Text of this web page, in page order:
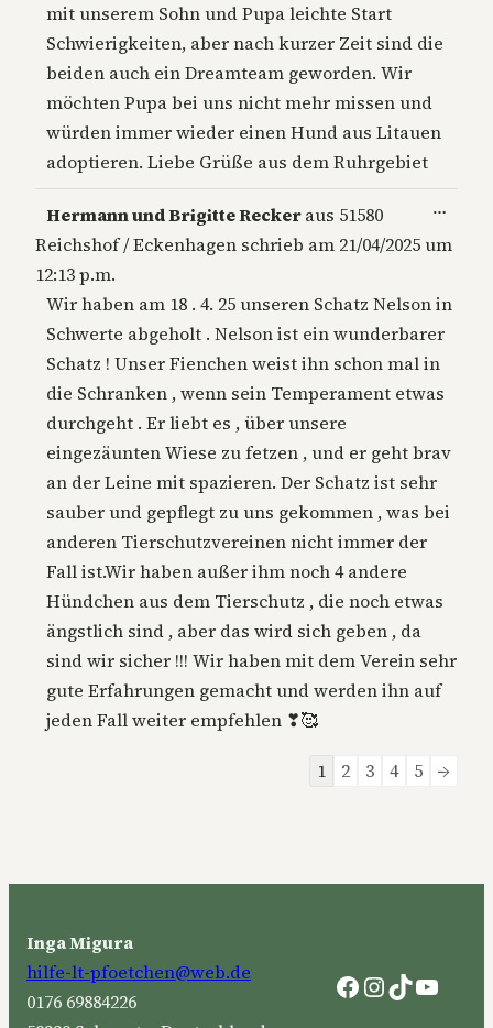
mit unserem Sohn und Pupa leichte Start
Schwierigkeiten, aber nach kurzer Zeit sind die
beiden auch ein Dreamteam geworden. Wir
möchten Pupa bei uns nicht mehr missen und
würden immer wieder einen Hund aus Litauen
adoptieren. Liebe Grüße aus dem Ruhrgebiet
Hermann und Brigitte Reckeraus 51580
Reichshof / Eckenhagen schrieb am 21/04/2025um
12:13 p.m.
Wir haben am 18 . 4. 25 unseren Schatz Nelson in
Schwerte abgeholt . Nelson ist ein wunderbarer
Schatz ! Unser Fienchen weist ihn schon mal in
die Schranken , wenn sein Temperament etwas
durchgeht . Er liebt es , über unsere
eingezäunten Wiese zu fetzen , und er geht brav
an der Leine mit spazieren. Der Schatz ist sehr
sauber und gepflegt zu uns gekommen , was bei
anderen Tierschutzvereinen nicht immer der
Fall ist.Wir haben außer ihm noch 4 andere
Hündchen aus dem Tierschutz , die noch etwas
ängstlich sind , aber das wird sich geben , da
sind wir sicher !!! Wir haben mit dem Verein sehr
gute Erfahrungen gemacht und werden ihn auf
jeden Fall weiter empfehlen ❣🥰
…
ein-/
Navigation
1 2 3 4 5 →
Inga Migura
hilfe-lt-pfoetchen@web.de
0176 69884226
Facebook
Instagram
TikTok